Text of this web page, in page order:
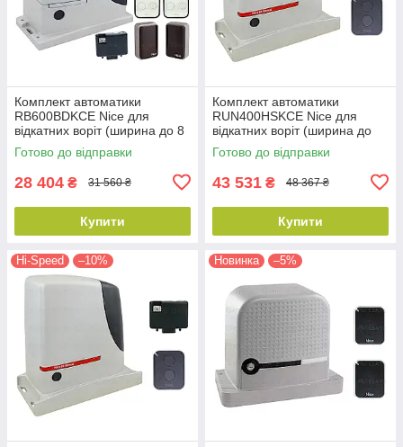
Комплект автоматики
RB600BDKCE Nice для
відкатних воріт (ширина до 8
м)
Готово до відправки
28 404 ₴ 31 560 ₴
Купити
Комплект автоматики
RUN400HSKCE Nice для
відкатних воріт (ширина до
14 м)
Готово до відправки
43 531 ₴ 48 367 ₴
Купити
Hi-Speed –10% Новинка –5%